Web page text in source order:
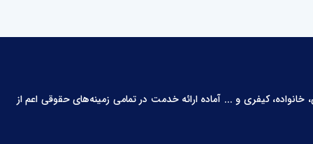
کیفری و ... آماده ارائه خدمت در تمامی زمینه‌های حقوقی اعم از